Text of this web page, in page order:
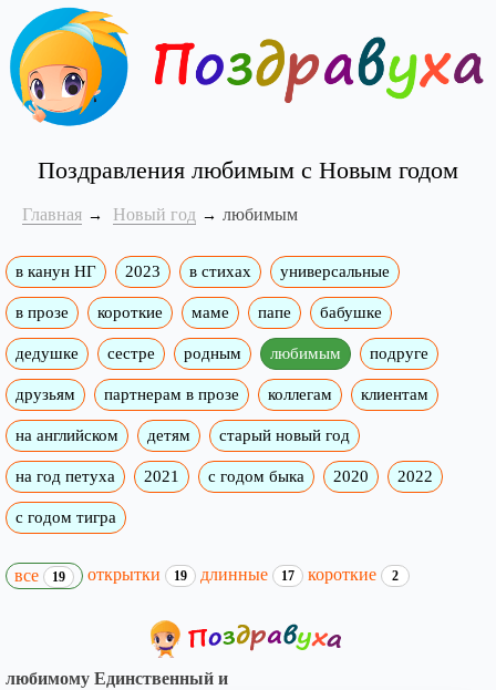
Поздравления любимым с Новым годом
Главная Новый год любимым
в канун НГ 2023 в стихах универсальные
в прозе короткие маме папе бабушке
дедушке сестре родным любимым подруге
друзьям партнерам в прозе коллегам клиентам
на английском детям старый новый год
на год петуха 2021 с годом быка 2020 2022
с годом тигра
все 19 открытки 19 длинные 17 короткие 2
любимому Единственный и